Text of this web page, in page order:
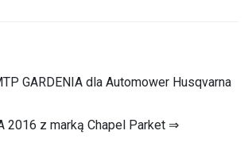
GARDENIA dla Automower Husqvarna
2016 z marką Chapel Parket ⇒